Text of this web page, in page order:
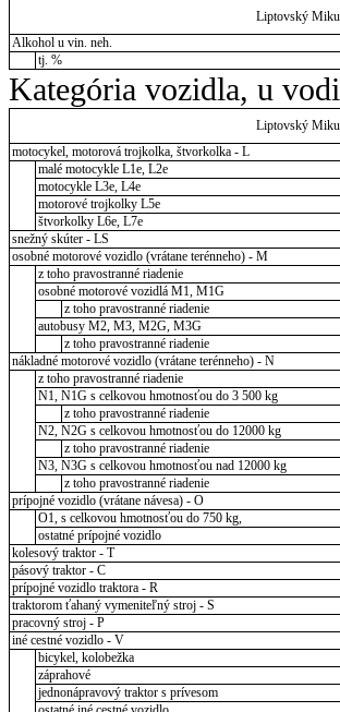
Liptovský
Alkohol u vin. neh.
tj. %
Kategória vozidla, u
Liptovský
motocykel, motorová trojkolka, štvorkolka - L
malé motocykle L1e, L2e
motocykle L3e, L4e
motorové trojkolky L5e
štvorkolky L6e, L7e
snežný skúter - LS
osobné motorové vozidlo (vrátane terénneho) - M
z toho pravostranné riadenie
osobné motorové vozidlá M1, M1G
z toho pravostranné riadenie
autobusy M2, M3, M2G, M3G
z toho pravostranné riadenie
nákladné motorové vozidlo (vrátane terénneho) - N
z toho pravostranné riadenie
N1, N1G s celkovou hmotnosťou do 3 500 kg
z toho pravostranné riadenie
N2, N2G s celkovou hmotnosťou do 12000 kg
z toho pravostranné riadenie
N3, N3G s celkovou hmotnosťou nad 12000 kg
z toho pravostranné riadenie
prípojné vozidlo (vrátane návesa) - O
O1, s celkovou hmotnosťou do 750 kg,
ostatné prípojné vozidlo
kolesový traktor - T
pásový traktor - C
prípojné vozidlo traktora - R
traktorom ťahaný vymeniteľný stroj - S
pracovný stroj - P
iné cestné vozidlo - V
bicykel, kolobežka
záprahové
jednonápravový traktor s prívesom